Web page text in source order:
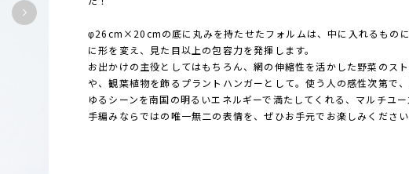
φ26cm×20cmの底に丸みを持たせたフォルムは、中に入れるもの
に形を変え、見た目以上の包容力を発揮します。
お出かけの主役としてはもちろん、網の伸縮性を活かした野菜のス
や、観葉植物を飾るプラントハンガーとして。使う人の感性次第で
ゆるシーンを南国の明るいエネルギーで満たしてくれる、マルチユー
手編みならではの唯一無二の表情を、ぜひお手元でお楽しみください